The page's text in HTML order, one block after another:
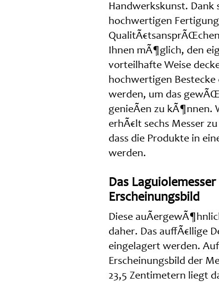
Handwerkskunst. Dank
hochwertigen
Ihnen mÃ¶glich, den
vorteilhafte Weise
hochwertigen
werden, um das
genieÃen zu
erhÃ€lt sechs Messer
dass die Produkte in
werden.
Das Laguiolemesser
Erscheinungsbild
Diese
daher. Das auffÃ€llige
eingelagert werden.
Erscheinungsbild der
23,5 Zentimetern liegt